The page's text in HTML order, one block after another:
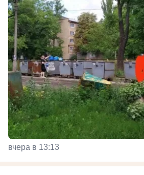
вчера в 13:13